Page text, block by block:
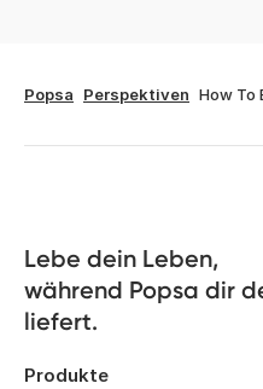
Popsa Perspektiven How To
Lebe dein Leben,
während Popsa dir
liefert.
Produkte